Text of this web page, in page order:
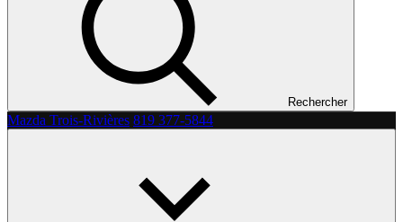
Rechercher
Mazda Trois-Rivières 819 377-5844